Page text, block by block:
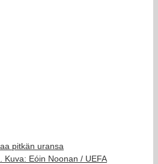
pitkän uransa
Kuva: Eóin Noonan / UEFA